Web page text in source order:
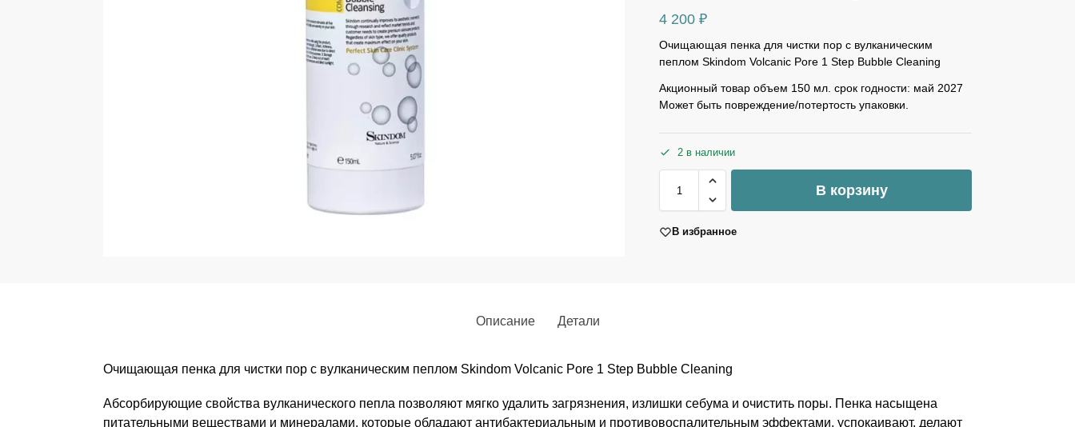
4 200₽
Очищающая пенка для чистки пор с вулканическим
пеплом Skindom Volcanic Pore 1 Step Bubble Cleaning
Акционный товар объем 150 мл. срок годности: май 2027
Может быть повреждение/потертость упаковки.
2 в наличии
В корзину
В избранное
Описание Детали
Очищающая пенка для чистки пор с вулканическим пеплом Skindom Volcanic Pore 1 Step Bubble Cleaning
Абсорбирующие свойства вулканического пепла позволяют мягко удалить загрязнения, излишки себума и очистить поры. Пенка насыщена
питательными веществами и минералами, которые обладают антибактериальным и противовоспалительным эффектами, успокаивают, делают